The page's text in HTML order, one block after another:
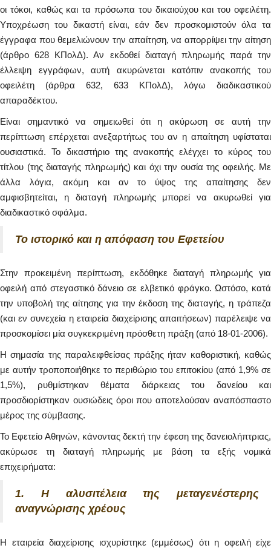
οι τόκοι, καθώς και τα πρόσωπα του δικαιούχου και του οφειλέτη.
Υποχρέωση του δικαστή είναι, εάν δεν προσκομιστούν όλα τα
έγγραφα που θεμελιώνουν την απαίτηση, να απορρίψει την αίτηση
(άρθρο 628 ΚΠολΔ). Αν εκδοθεί διαταγή πληρωμής παρά την
έλλειψη εγγράφων, αυτή ακυρώνεται κατόπιν ανακοπής του
οφειλέτη (άρθρα 632, 633 ΚΠολΔ), λόγω διαδικαστικού
απαραδέκτου.
Είναι σημαντικό να σημειωθεί ότι η ακύρωση σε αυτή την
περίπτωση επέρχεται ανεξαρτήτως του αν η απαίτηση υφίσταται
ουσιαστικά. Το δικαστήριο της ανακοπής ελέγχει το κύρος του
τίτλου (της διαταγής πληρωμής) και όχι την ουσία της οφειλής. Με
άλλα λόγια, ακόμη και αν το ύψος της απαίτησης δεν
αμφισβητείται, η διαταγή πληρωμής μπορεί να ακυρωθεί για
διαδικαστικό σφάλμα.
Το ιστορικό και η απόφαση του Εφετείου
Στην προκειμένη περίπτωση, εκδόθηκε διαταγή πληρωμής για
οφειλή από στεγαστικό δάνειο σε ελβετικό φράγκο. Ωστόσο, κατά
την υποβολή της αίτησης για την έκδοση της διαταγής, η τράπεζα
(και εν συνεχεία η εταιρεία διαχείρισης απαιτήσεων) παρέλειψε να
προσκομίσει μία συγκεκριμένη πρόσθετη πράξη (από 18-01-2006).
Η σημασία της παραλειφθείσας πράξης ήταν καθοριστική, καθώς
με αυτήν τροποποιήθηκε το περιθώριο του επιτοκίου (από 1,9% σε
1,5%), ρυθμίστηκαν θέματα διάρκειας του δανείου και
προσδιορίστηκαν ουσιώδεις όροι που αποτελούσαν αναπόσπαστο
μέρος της σύμβασης.
Το Εφετείο Αθηνών, κάνοντας δεκτή την έφεση της δανειολήπτριας,
ακύρωσε τη διαταγή πληρωμής με βάση τα εξής νομικά
επιχειρήματα:
1. Η αλυσιτέλεια της μεταγενέστερης
αναγνώρισης χρέους
Η εταιρεία διαχείρισης ισχυρίστηκε (εμμέσως) ότι η οφειλή είχε